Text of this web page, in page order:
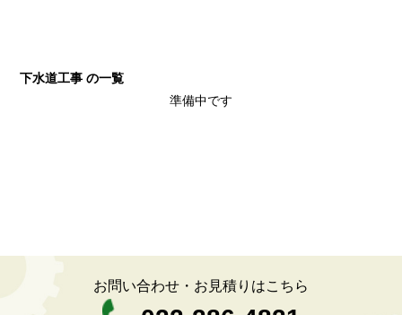
下水道工事 の一覧
準備中です
お問い合わせ・お見積りはこちら